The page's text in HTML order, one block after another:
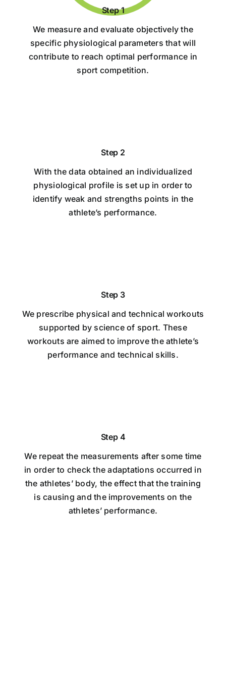
Step 1
We measure and evaluate objectively the
specific physiological parameters that will
contribute to reach optimal performance in
sport competition.
Step 2
With the data obtained an individualized
physiological profile is set up in order to
identify weak and strengths points in the
athlete’s performance.
Step 3
We prescribe physical and technical workouts
supported by science of sport. These
workouts are aimed to improve the athlete’s
performance and technical skills.
Step 4
We repeat the measurements after some time
in order to check the adaptations occurred in
the athletes’ body, the effect that the training
is causing and the improvements on the
athletes’ performance.